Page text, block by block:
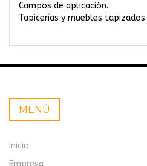
Campos de aplicación.
Tapicerías y muebles tapizados.
MENÚ
Inicio
Empresa